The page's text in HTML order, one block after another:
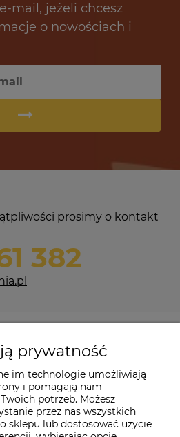
mail, jeżeli chcesz
o nowościach i
prosimy o kontakt
382
prywatność
im technologie umożliwiają
i pomagają nam
potrzeb. Możesz
przez nas wszystkich
sklepu lub dostosować użycie